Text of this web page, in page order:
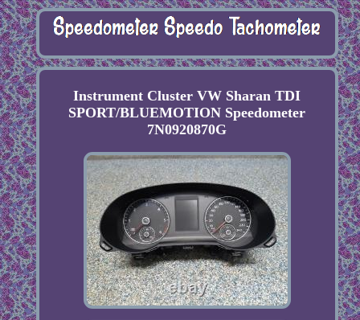
Instrument Cluster VW Sharan TDI
SPORT/BLUEMOTION Speedometer
7N0920870G